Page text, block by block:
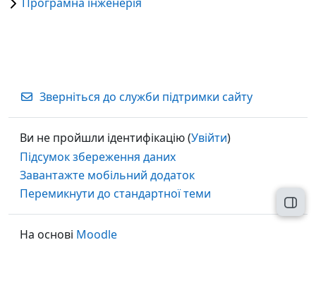
Зверніться до служби підтримки сайту
Ви не пройшли ідентифікацію (Увійти)
Підсумок збереження даних
Завантажте мобільний додаток
Перемикнути до стандартної теми
На основі Moodle